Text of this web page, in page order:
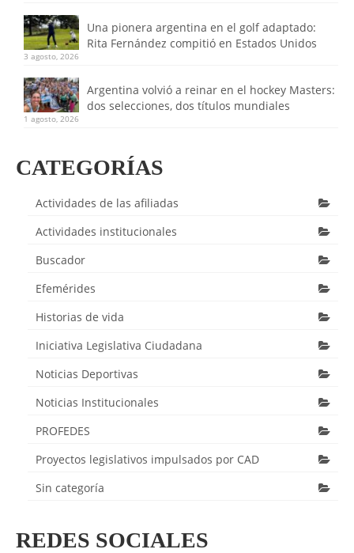
Una pionera argentina en el golf adaptado:
Rita Fernández compitió en Estados Unidos
3 agosto, 2026
Argentina volvió a reinar en el hockey Masters:
dos selecciones, dos títulos mundiales
1 agosto, 2026
CATEGORÍAS
Actividades de las afiliadas
Actividades institucionales
Buscador
Efemérides
Historias de vida
Iniciativa Legislativa Ciudadana
Noticias Deportivas
Noticias Institucionales
PROFEDES
Proyectos legislativos impulsados por CAD
Sin categoría
REDES SOCIALES